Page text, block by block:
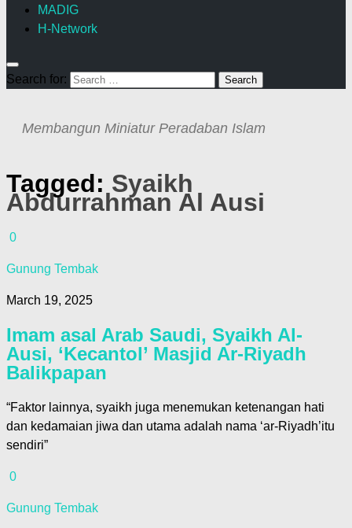
MADIG
H-Network
Search for:
Membangun Miniatur Peradaban Islam
Tagged: Syaikh
Abdurrahman Al Ausi
0
Gunung Tembak
March 19, 2025
Imam asal Arab Saudi, Syaikh Al-
Ausi, ‘Kecantol’ Masjid Ar-Riyadh
Balikpapan
“Faktor lainnya, syaikh juga menemukan ketenangan hati
dan kedamaian jiwa dan utama adalah nama ‘ar-Riyadh’itu
sendiri”
0
Gunung Tembak